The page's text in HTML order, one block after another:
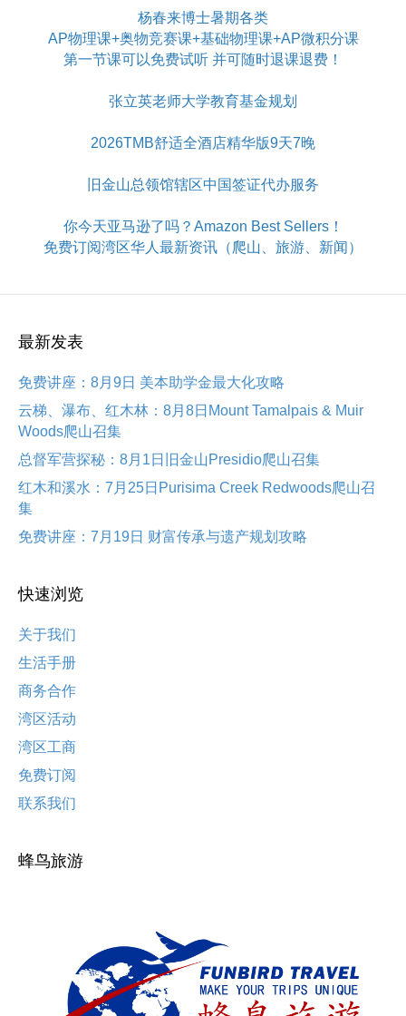
杨春来博士暑期各类
AP物理课+奥物竞赛课+基础物理课+AP微积分课
第一节课可以免费试听 并可随时退课退费！
张立英老师大学教育基金规划
2026TMB舒适全酒店精华版9天7晚
旧金山总领馆辖区中国签证代办服务
你今天亚马逊了吗？Amazon Best Sellers！
免费订阅湾区华人最新资讯（爬山、旅游、新闻）
最新发表
免费讲座：8月9日 美本助学金最大化攻略
云梯、瀑布、红木林：8月8日Mount Tamalpais & Muir
Woods爬山召集
总督军营探秘：8月1日旧金山Presidio爬山召集
红木和溪水：7月25日Purisima Creek Redwoods爬山召
集
免费讲座：7月19日 财富传承与遗产规划攻略
快速浏览
关于我们
生活手册
商务合作
湾区活动
湾区工商
免费订阅
联系我们
蜂鸟旅游